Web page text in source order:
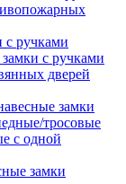
с ручками
с ручками
дверей
замки
тросовые
с одной
замки